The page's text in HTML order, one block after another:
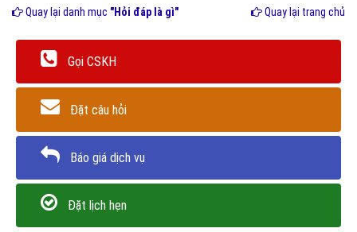
Quay lại danh mục "Hỏi đáp là gì" Quay lại trang chủ
Gọi CSKH
Đặt câu hỏi
Báo giá dịch vụ
Đặt lịch hẹn